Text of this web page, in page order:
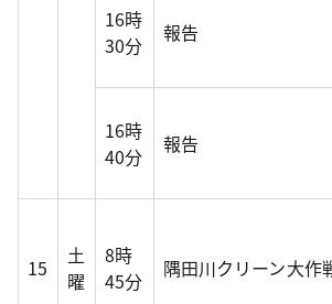
16時
30分
報告
16時
40分
報告
15
土
曜
8時
45分
隅田川クリーン大作